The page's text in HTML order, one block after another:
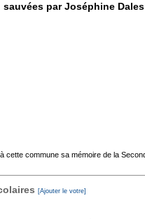
par Joséphine
commune sa mémoire de la
[Ajouter le votre]